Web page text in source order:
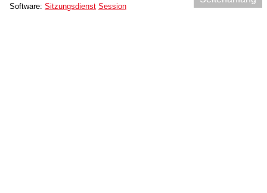
Software: Sitzungsdienst Session